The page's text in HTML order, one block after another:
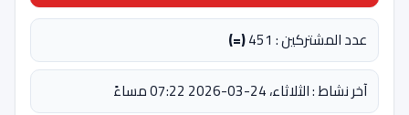
عدد المشتركين : 451
(=)
آخر نشاط : الثلاثاء، 24-03-2026 07:22 مساءً